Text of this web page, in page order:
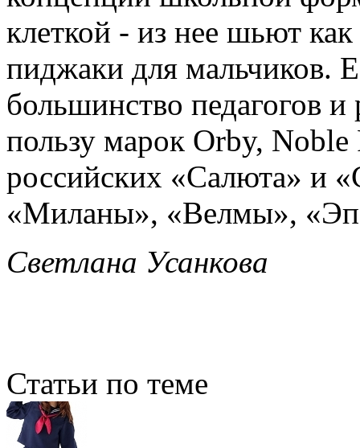
клеткой - из нее шьют
пиджаки для мальчиков.
большинство педагогов
пользу марок Orby,
российских «Салюта» и
«Миланы», «Велмы»,
Светлана Усанкова
Статьи по теме